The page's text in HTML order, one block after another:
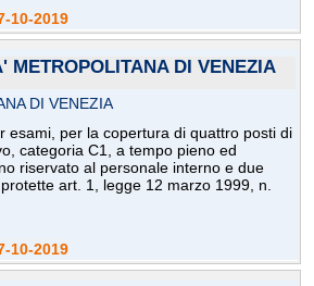
10-2019
METROPOLITANA DI VENEZIA
DI VENEZIA
esami, per la copertura di quattro posti di
categoria C1, a tempo pieno ed
riservato al personale interno e due
art. 1, legge 12 marzo 1999, n.
10-2019